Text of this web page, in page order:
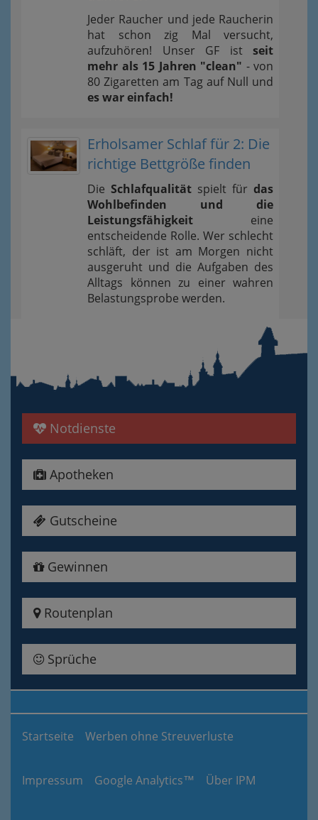
Jeder Raucher und jede Raucherin
hat schon zig Mal versucht,
aufzuhören! Unser GF ist seit
mehr als 15 Jahren "clean" - von
80 Zigaretten am Tag auf Null und
es war einfach!
Erholsamer Schlaf für 2: Die
richtige Bettgröße finden
Die Schlafqualität spielt für das
Wohlbefinden und die
Leistungsfähigkeit eine
entscheidende Rolle. Wer schlecht
schläft, der ist am Morgen nicht
ausgeruht und die Aufgaben des
Alltags können zu einer wahren
Belastungsprobe werden.
Notdienste
Apotheken
Gutscheine
Gewinnen
Routenplan
Sprüche
Startseite Werben ohne Streuverluste
Impressum Google Analytics™ Über IPM